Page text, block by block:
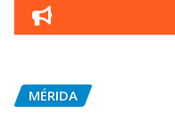
MÉRIDA